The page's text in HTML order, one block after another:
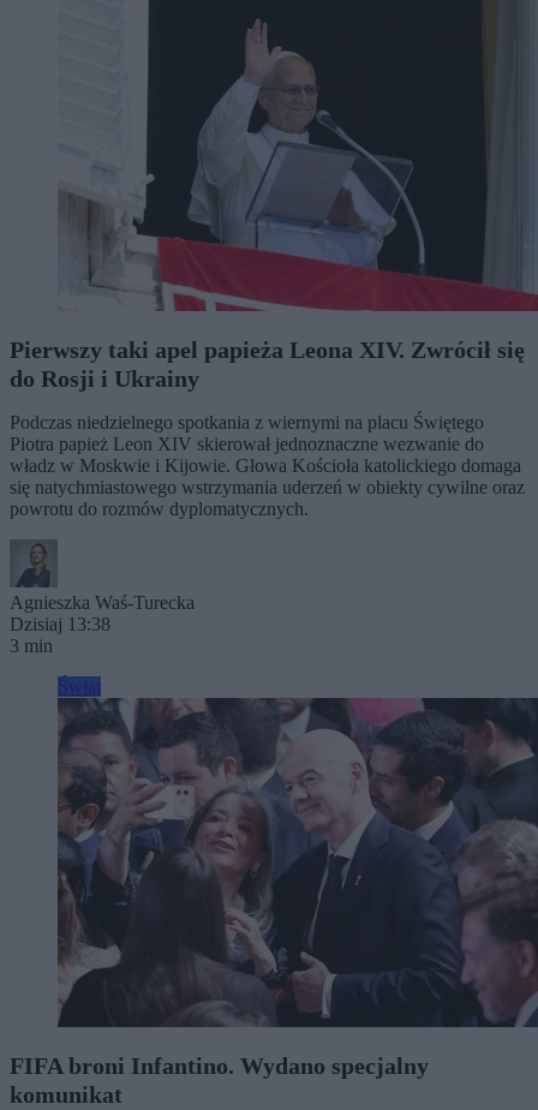
Pierwszy taki apel papieża Leona XIV. Zwrócił się
do Rosji i Ukrainy
Podczas niedzielnego spotkania z wiernymi na placu Świętego
Piotra papież Leon XIV skierował jednoznaczne wezwanie do
władz w Moskwie i Kijowie. Głowa Kościoła katolickiego domaga
się natychmiastowego wstrzymania uderzeń w obiekty cywilne oraz
powrotu do rozmów dyplomatycznych.
Agnieszka Waś-Turecka
Dzisiaj 13:38
3 min
FIFA broni Infantino. Wydano specjalny
komunikat